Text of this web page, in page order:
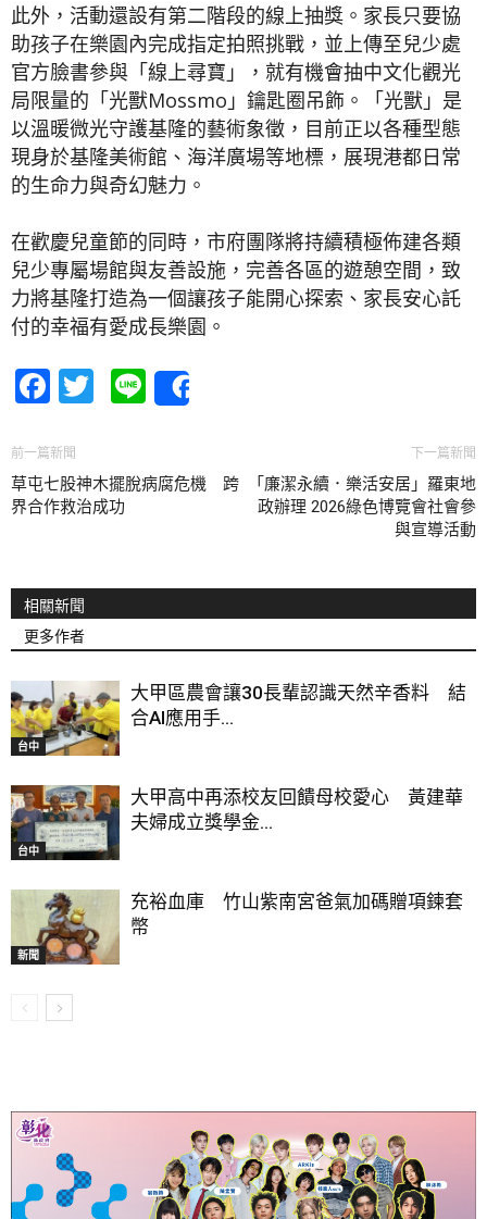
此外，活動還設有第二階段的線上抽獎。家長只要協
助孩子在樂園內完成指定拍照挑戰，並上傳至兒少處
官方臉書參與「線上尋寶」，就有機會抽中文化觀光
局限量的「光獸Mossmo」鑰匙圈吊飾。「光獸」是
以溫暖微光守護基隆的藝術象徵，目前正以各種型態
現身於基隆美術館、海洋廣場等地標，展現港都日常
的生命力與奇幻魅力。
在歡慶兒童節的同時，市府團隊將持續積極佈建各類
兒少專屬場館與友善設施，完善各區的遊憩空間，致
力將基隆打造為一個讓孩子能開心探索、家長安心託
付的幸福有愛成長樂園。
Facebook
Twitter
Line
前一篇新聞
草屯七股神木擺脫病腐危機 跨
界合作救治成功
下一篇新聞
「廉潔永續．樂活安居」羅東地
政辦理 2026綠色博覽會社會參
與宣導活動
相關新聞
更多作者
台中
大甲區農會讓30長輩認識天然辛香料 結
合AI應用手...
台中
大甲高中再添校友回饋母校愛心 黃建華
夫婦成立獎學金...
新聞
充裕血庫 竹山紫南宮爸氣加碼贈項鍊套
幣